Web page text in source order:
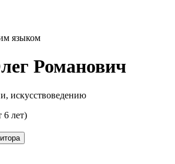
Романович
искусствоведению
6 лет)